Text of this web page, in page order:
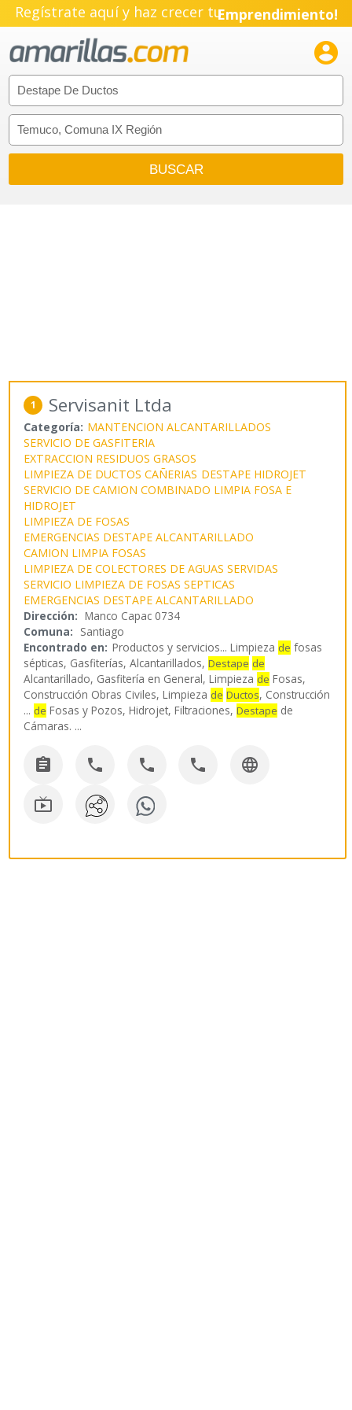
Regístrate aquí y haz crecer tuEmprendimiento!

1 Servisanit Ltda
Categoría: MANTENCION ALCANTARILLADOS
SERVICIO DE GASFITERIA
EXTRACCION RESIDUOS GRASOS
LIMPIEZA DE DUCTOS CAÑERIAS DESTAPE HIDROJET
SERVICIO DE CAMION COMBINADO LIMPIA FOSA E
HIDROJET
LIMPIEZA DE FOSAS
EMERGENCIAS DESTAPE ALCANTARILLADO
CAMION LIMPIA FOSAS
LIMPIEZA DE COLECTORES DE AGUAS SERVIDAS
SERVICIO LIMPIEZA DE FOSAS SEPTICAS
EMERGENCIAS DESTAPE ALCANTARILLADO
Dirección: Manco Capac 0734
Comuna: Santiago
Encontrado en: Productos y servicios...Limpieza de fosas
sépticas, Gasfiterías, Alcantarillados,Destape de
Alcantarillado, Gasfitería en General, Limpieza de Fosas,
Construcción Obras Civiles, Limpieza de Ductos, Construcción
... de Fosas y Pozos, Hidrojet, Filtraciones,Destape de
Cámaras. ...
    
